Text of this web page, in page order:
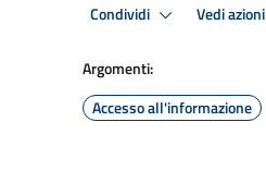
Condividi Vedi azioni
Argomenti:
Accesso all'informazione